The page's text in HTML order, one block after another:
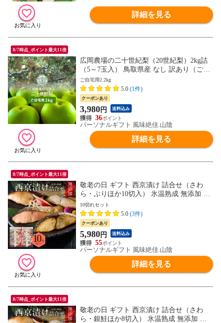
詳細を見る
8/7時点_ポイント最大11倍
広岡農場の二十世紀梨（20世紀梨）2kg詰
（5～7玉入） 鳥取県産 なし 訳あり（ご自
宅用） 送料無料（北海道・沖縄を除く）
ご自宅用2.2kg
5.0 (1件)
クーポンあり
3,980円 送料込み
36
パーソナルギフト 風味絶佳.山陰
詳細を見る
8/7時点_ポイント最大11倍
敬老の日 ギフト 西京漬け 詰合せ（さわ
ら・ぶりほか10切入） 氷温熟成 無添加 漬
け魚 個包装 ギフト 送料無料（北海道・沖
縄を除く）
10切れセット
5.0 (3件)
クーポンあり
5,980円 送料込み
55
パーソナルギフト 風味絶佳.山陰
詳細を見る
8/7時点_ポイント最大11倍
敬老の日 ギフト 西京漬け 詰合せ（さわ
ら・銀鮭ほか8切入） 氷温熟成 無添加 漬